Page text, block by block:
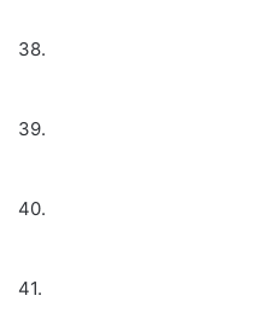
38.
39.
40.
41.